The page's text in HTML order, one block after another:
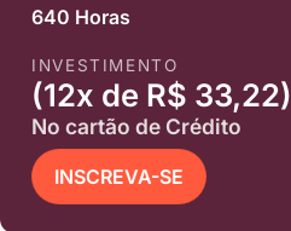
640 Horas
INVESTIMENTO
(12x de R$ 33,22)
No cartão de Crédito
INSCREVA-SE